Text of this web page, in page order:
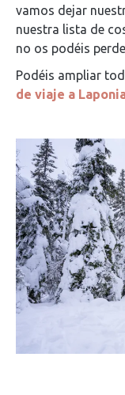
vamos dejar
nuestra lista de
no os podéis
Podéis ampliar
de viaje a